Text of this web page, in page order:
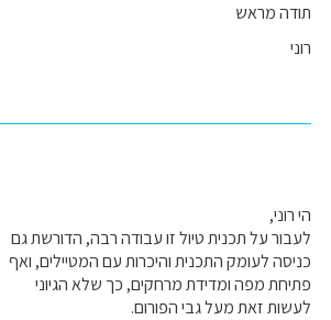
תודה מראש
רוני
הי רוני,
לעבור על תכנית טיול זו עבודה רבה, הדורשת גם
כניסה לעומק התכנית והיכרות עם המטיילים, ואף
פתיחת מפה ומדידת מרחקים, כך שלא הגיוני
לעשות זאת מעל גבי הפורום.